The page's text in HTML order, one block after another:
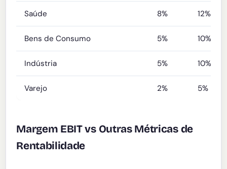
Saúde 8% 12%
Bens de Consumo 5% 10%
Indústria 5% 10%
Varejo 2% 5%
Margem EBIT vs Outras Métricas de
Rentabilidade